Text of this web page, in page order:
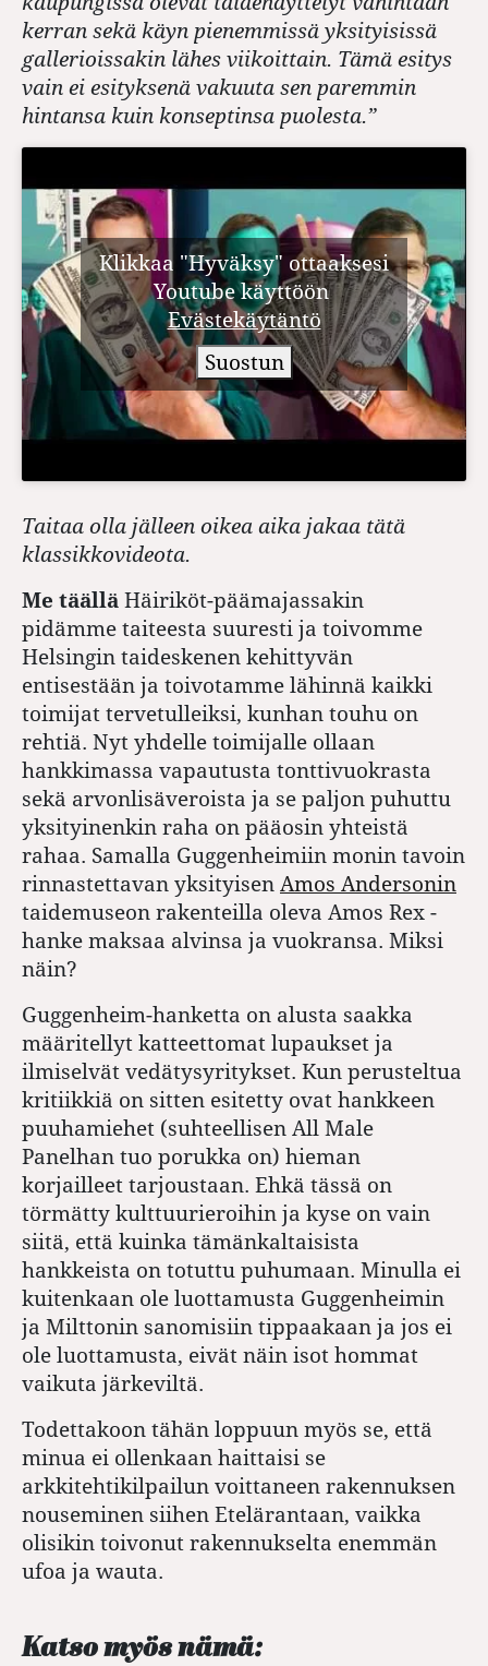
kerran sekä käyn pienemmissä yksityisissä
gallerioissakin lähes viikoittain. Tämä esitys
vain ei esityksenä vakuuta sen paremmin
hintansa kuin konseptinsa puolesta.”
Klikkaa "Hyväksy" ottaaksesi
Youtube käyttöön
Evästekäytäntö
Suostun
Taitaa olla jälleen oikea aika jakaa tätä
klassikkovideota.
Me täällä Häiriköt-päämajassakin
pidämme taiteesta suuresti ja toivomme
Helsingin taideskenen kehittyvän
entisestään ja toivotamme lähinnä kaikki
toimijat tervetulleiksi, kunhan touhu on
rehtiä. Nyt yhdelle toimijalle ollaan
hankkimassa vapautusta tonttivuokrasta
sekä arvonlisäveroista ja se paljon puhuttu
yksityinenkin raha on pääosin yhteistä
rahaa. Samalla Guggenheimiin monin tavoin
rinnastettavan yksityisen Amos Andersonin
taidemuseon rakenteilla oleva Amos Rex -
hanke maksaa alvinsa ja vuokransa. Miksi
näin?
Guggenheim-hanketta on alusta saakka
määritellyt katteettomat lupaukset ja
ilmiselvät vedätysyritykset. Kun perusteltua
kritiikkiä on sitten esitetty ovat hankkeen
puuhamiehet (suhteellisen All Male
Panelhan tuo porukka on) hieman
korjailleet tarjoustaan. Ehkä tässä on
törmätty kulttuurieroihin ja kyse on vain
siitä, että kuinka tämänkaltaisista
hankkeista on totuttu puhumaan. Minulla ei
kuitenkaan ole luottamusta Guggenheimin
ja Milttonin sanomisiin tippaakaan ja jos ei
ole luottamusta, eivät näin isot hommat
vaikuta järkeviltä.
Todettakoon tähän loppuun myös se, että
minua ei ollenkaan haittaisi se
arkkitehtikilpailun voittaneen rakennuksen
nouseminen siihen Etelärantaan, vaikka
olisikin toivonut rakennukselta enemmän
ufoa ja wauta.
Katso myös nämä: